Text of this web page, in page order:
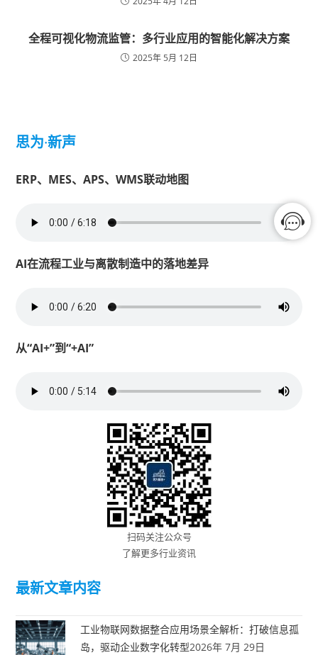
全程可视化物流监管：多行业应用的智能化解决方案
2025年 5月 12日
思为·新声
ERP、MES、APS、WMS联动地图
AI在流程工业与离散制造中的落地差异
从“AI+”到“+AI”
扫码关注公众号
了解更多行业资讯
最新文章内容
工业物联网数据整合应用场景全解析：打破信息孤
岛，驱动企业数字化转型2026年 7月 29日